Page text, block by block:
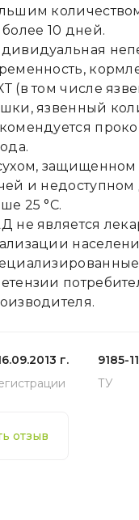
10 дней.
(в том числе
язвенный
и недоступном
25 °С.
не является
г.
9185-
ТУ
отзыв